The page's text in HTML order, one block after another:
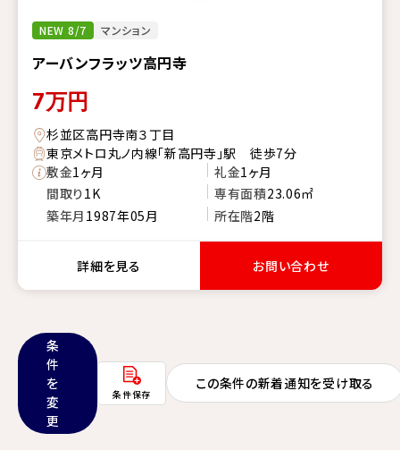
NEW 8/7 マンション
アーバンフラッツ高円寺
7万円
杉並区高円寺南３丁目
東京メトロ丸ノ内線「新高円寺」駅 徒歩7分
敷金1ヶ月 礼金1ヶ月
間取り1K 専有面積23.06㎡
築年月 1987年05月 所在階2階
詳細を見る お問い合わせ
条
件
を
変
更
条件保存
この条件の新着通知を受け取る